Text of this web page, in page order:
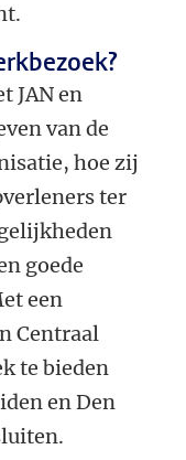
JAN en
van de
hoe zij
ter
goede
een
Centraal
te bieden
en Den